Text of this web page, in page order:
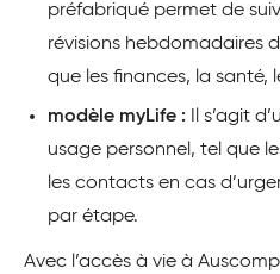
préfabriqué permet de
révisions hebdomadaires
que les finances, la santé,
modèle myLife : Il s’agit
usage personnel, tel que
les contacts en cas
par étape.
Avec l’accès à vie à